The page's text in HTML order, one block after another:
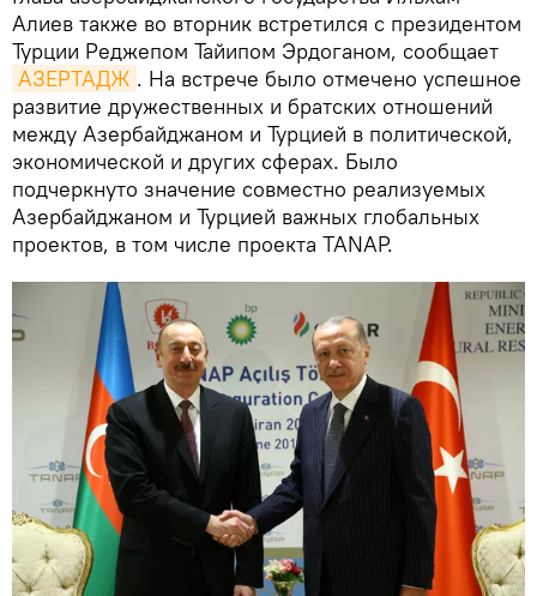
Алиев также во вторник встретился с президентом
Турции Реджепом Тайипом Эрдоганом, сообщает
АЗЕРТАДЖ . На встрече было отмечено успешное
развитие дружественных и братских отношений
между Азербайджаном и Турцией в политической,
экономической и других сферах. Было
подчеркнуто значение совместно реализуемых
Азербайджаном и Турцией важных глобальных
проектов, в том числе проекта TANAP.